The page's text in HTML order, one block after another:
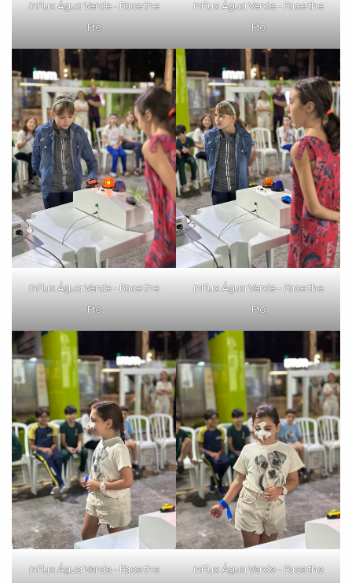
inFlux Água Verde - Face the
Pie
inFlux Água Verde - Face the
Pie
inFlux Água Verde - Face the
Pie
inFlux Água Verde - Face the
Pie
inFlux Água Verde - Face the inFlux Água Verde - Face the